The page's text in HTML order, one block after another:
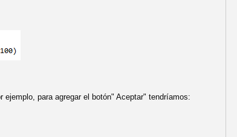
para agregar el botón" Aceptar" tendríamos: